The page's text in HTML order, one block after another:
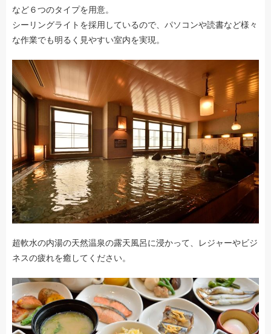
など６つのタイプを用意。
シーリングライトを採用しているので、パソコンや読書など様々
な作業でも明るく見やすい室内を実現。
超軟水の内湯の天然温泉の露天風呂に浸かって、レジャーやビジ
ネスの疲れを癒してください。